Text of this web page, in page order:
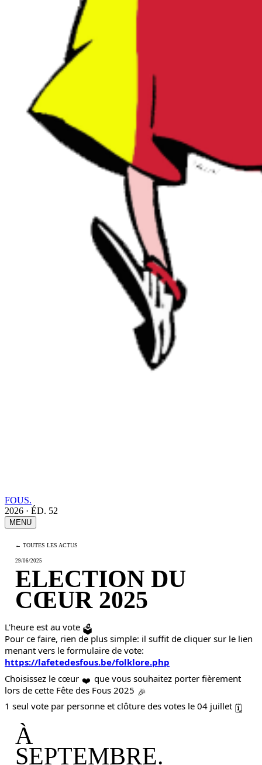
FOUS.
2026 · ÉD. 52
MENU
← TOUTES LES ACTUS
29/06/2025
ELECTION DU
CŒUR 2025
L'heure est au vote 🗳
Pour ce faire, rien de plus simple: il suffit de cliquer sur le lien
menant vers le formulaire de vote:
https://lafetedesfous.be/folklore.php
Choisissez le cœur ❤️ que vous souhaitez porter fièrement
lors de cette Fête des Fous 2025 🎉
1 seul vote par personne et clôture des votes le 04 juillet 🗓
À
SEPTEMBRE.